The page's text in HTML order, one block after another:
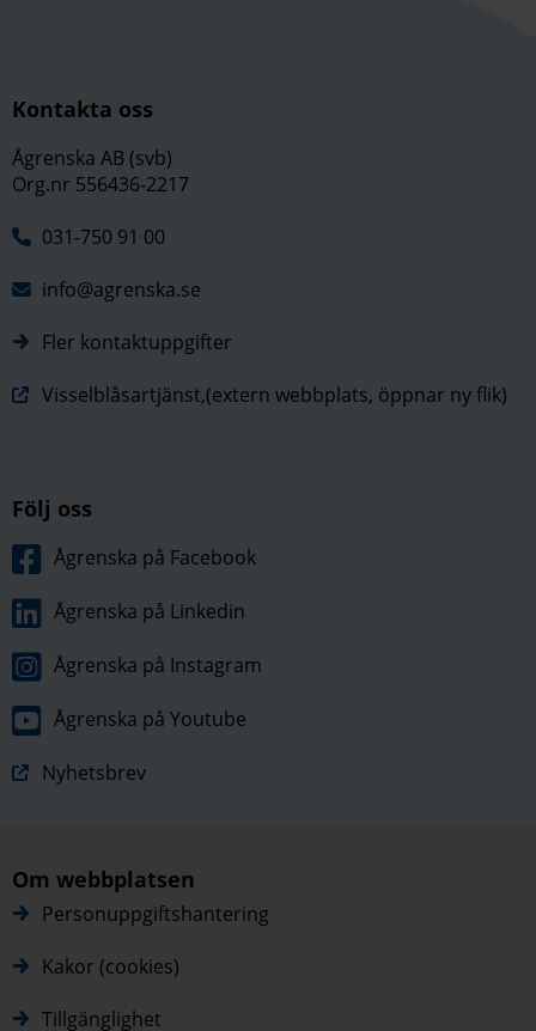
Kontakta oss
Ågrenska AB (svb)
Org.nr 556436-2217
031-750 91 00
info@agrenska.se
Fler kontaktuppgifter
Visselblåsartjänst,(extern webbplats, öppnar ny flik)
Följ oss
Ågrenska på Facebook
Ågrenska på Linkedin
Ågrenska på Instagram
Ågrenska på Youtube
Nyhetsbrev
Om webbplatsen
Personuppgiftshantering
Kakor (cookies)
Tillgänglighet